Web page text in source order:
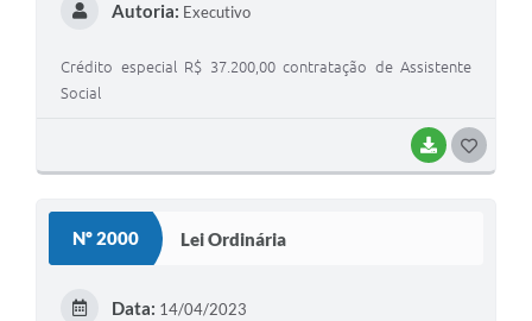
BAIXAR
Autoria: Executivo
Crédito especial R$ 37.200,00 contratação de Assistente
Social
Nº 2000 Lei Ordinária
Data: 14/04/2023